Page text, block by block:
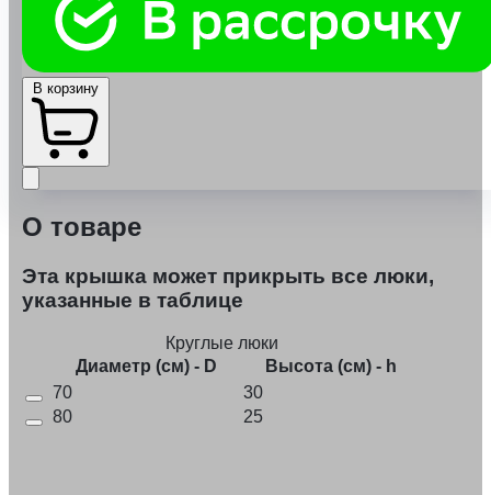
О товаре
Эта крышка может прикрыть все люки,
указанные в таблице
Круглые люки
Диаметр (см) - D
Высота (см) - h
70
30
80
25